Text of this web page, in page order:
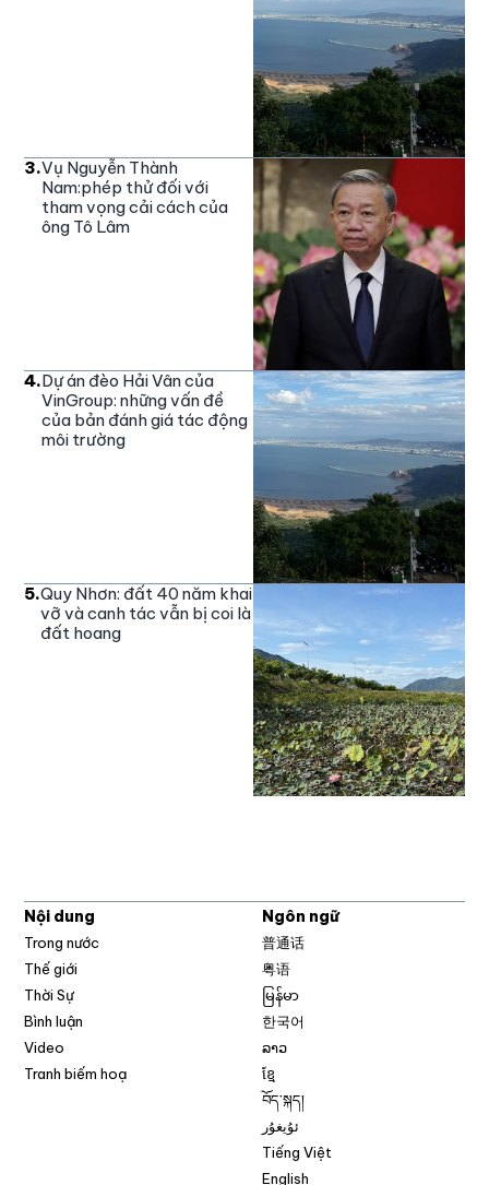
3.Vụ Nguyễn Thành
Nam:phép thử đối với
tham vọng cải cách của
ông Tô Lâm
4.Dự án đèo Hải Vân của
VinGroup: những vấn đề
của bản đánh giá tác động
môi trường
5.Quy Nhơn: đất 40 năm khai
vỡ và canh tác vẫn bị coi là
đất hoang
Nội dung
Trong nước
Thế giới
Thời Sự
Bình luận
Video
Tranh biếm hoạ
Ngôn ngữ
普通话
粤语
မြန်မာ
한국어
ລາວ
ខ្មែ
བོད་སྐད།
ئۇيغۇر
Tiếng Việt
English